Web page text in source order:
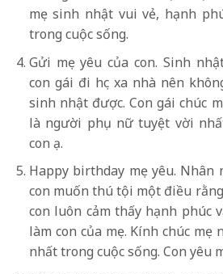
mẹ sinh nhật vui vẻ, hạnh
trong cuộc sống.
Gửi mẹ yêu của con. Sinh
con gái đi học xa nhà nên
sinh nhật được. Con gái chúc
là người phụ nữ tuyệt vời
con ạ.
Happy birthday mẹ yêu. Nhân
con muốn thú tội một điều
con luôn cảm thấy hạnh phúc
làm con của mẹ. Kính chúc
nhất trong cuộc sống. Con yêu